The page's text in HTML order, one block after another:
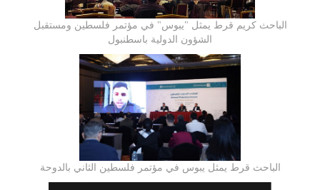
الباحث كريم قرط يمثل "يبوس" في مؤتمر فلسطين ومستقبل
الشؤون الدولية باسطنبول
الباحث قرط يمثل يبوس في مؤتمر فلسطين الثاني بالدوحة